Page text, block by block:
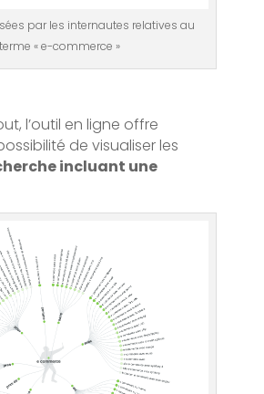
par les internautes relatives au
terme « e-commerce »
l’outil en ligne offre
de visualiser les
incluant une